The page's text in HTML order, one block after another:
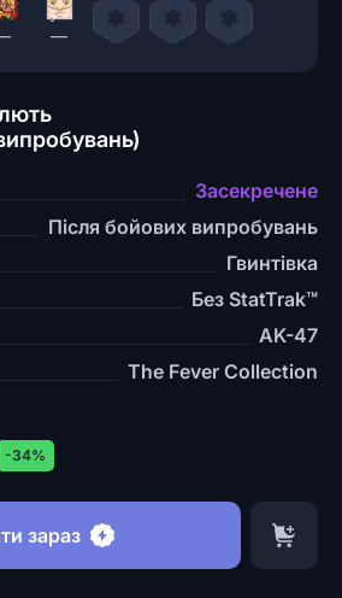
—
Засекречене
Після бойових випробувань
Гвинтівка
Без StatTrak™
AK-47
The Fever Collection
-34%
зараз